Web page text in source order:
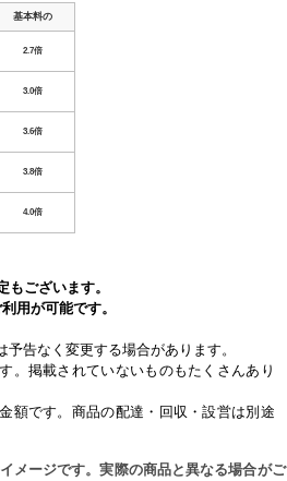
基本料の
2.7倍
3.0倍
3.6倍
3.8倍
4.0倍
ございます。
用が可能です。
予告なく変更する場合があります。
。掲載されていないものもたくさんあり
額です。商品の配達・回収・設営は別途
メージです。実際の商品と異なる場合がご